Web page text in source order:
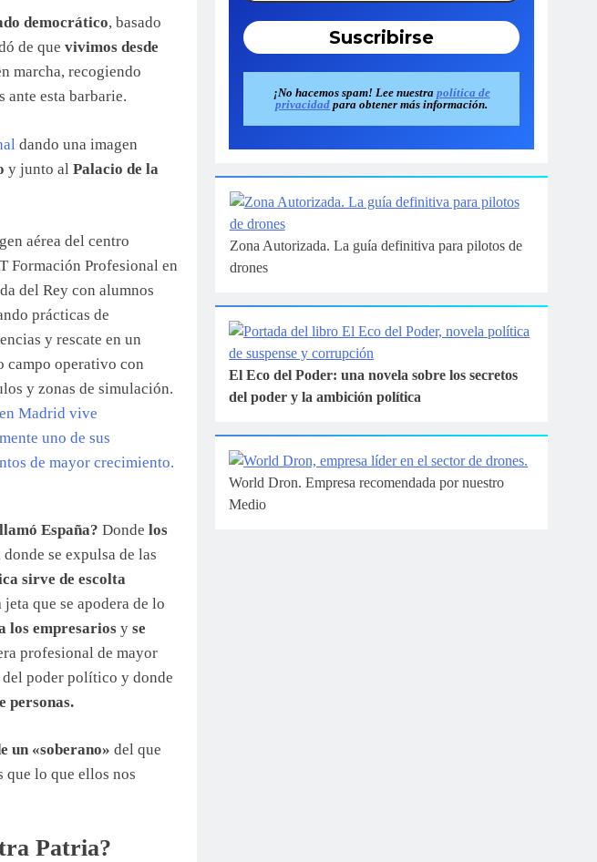
democrático, basado
de que vivimos desde
marcha, recogiendo
ante esta barbarie.
dando una imagen
y junto al Palacio de la
Madrid vive
uno de sus
de mayor crecimiento.
España? Donde los
se expulsa de las
sirve de escolta
jeta que se apodera de lo
los empresarios y se
profesional de mayor
del poder político y donde
personas.
un «soberano» del que
que lo que ellos nos
Patria?
¡No hacemos spam! Lee nuestra política de
privacidad para obtener más información.
Zona Autorizada. La guía definitiva para pilotos de
drones
El Eco del Poder: una novela sobre los secretos
del poder y la ambición política
World Dron. Empresa recomendada por nuestro
Medio